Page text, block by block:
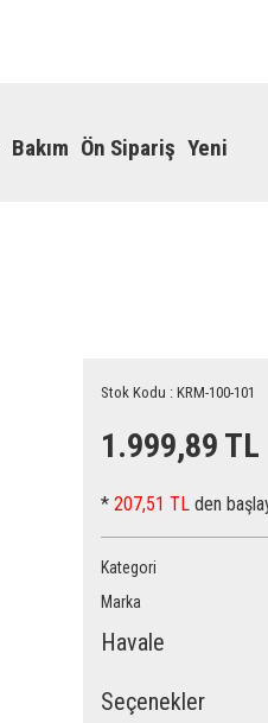
Bakım Ön Sipariş Yeni
Stok Kodu : KRM-100-101
1.999,89 TL
* 207,51 TL den
Kategori
Marka
Havale
Seçenekler